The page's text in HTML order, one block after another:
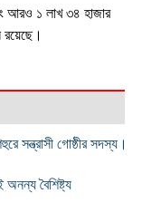
আরও ১ লাখ ৩৪ হাজার
রয়েছে।
সন্ত্রাসী গোষ্ঠীর সদস্য।
বৈশিষ্ট্য